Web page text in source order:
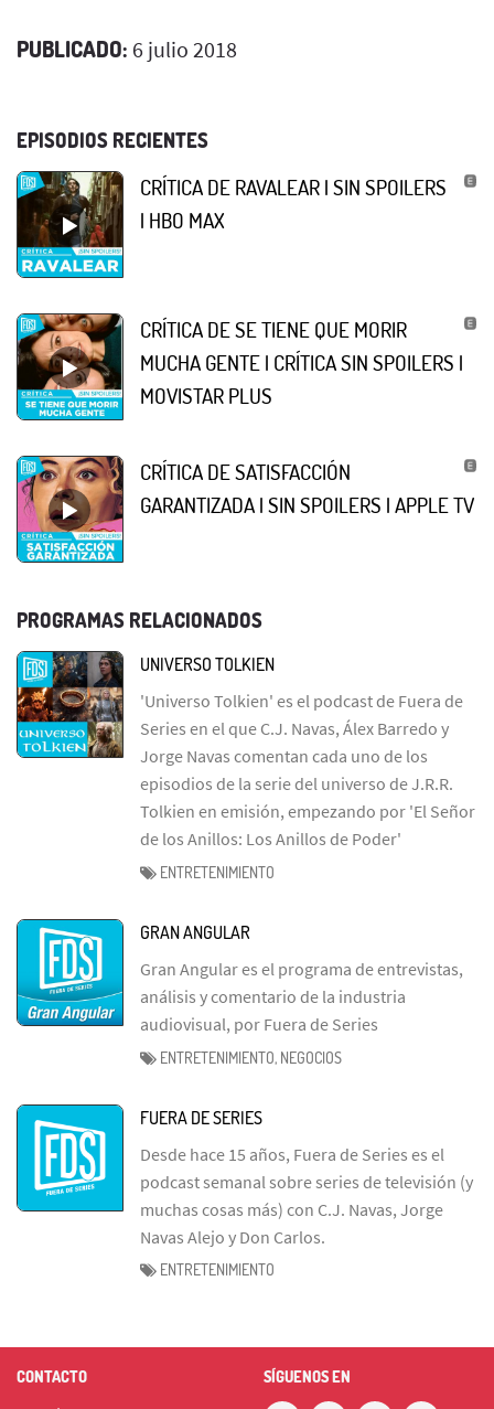
PUBLICADO: 6 julio 2018
EPISODIOS RECIENTES
CRÍTICA DE RAVALEAR | SIN SPOILERS
| HBO MAX
CRÍTICA DE SE TIENE QUE MORIR
MUCHA GENTE | CRÍTICA SIN SPOILERS |
MOVISTAR PLUS
CRÍTICA DE SATISFACCIÓN
GARANTIZADA | SIN SPOILERS | APPLE TV
PROGRAMAS RELACIONADOS
UNIVERSO TOLKIEN
'Universo Tolkien' es el podcast de Fuera de
Series en el que C.J. Navas, Álex Barredo y
Jorge Navas comentan cada uno de los
episodios de la serie del universo de J.R.R.
Tolkien en emisión, empezando por 'El Señor
de los Anillos: Los Anillos de Poder'
ENTRETENIMIENTO
GRAN ANGULAR
Gran Angular es el programa de entrevistas,
análisis y comentario de la industria
audiovisual, por Fuera de Series
ENTRETENIMIENTO, NEGOCIOS
FUERA DE SERIES
Desde hace 15 años, Fuera de Series es el
podcast semanal sobre series de televisión (y
muchas cosas más) con C.J. Navas, Jorge
Navas Alejo y Don Carlos.
ENTRETENIMIENTO
CONTACTO SÍGUENOS EN